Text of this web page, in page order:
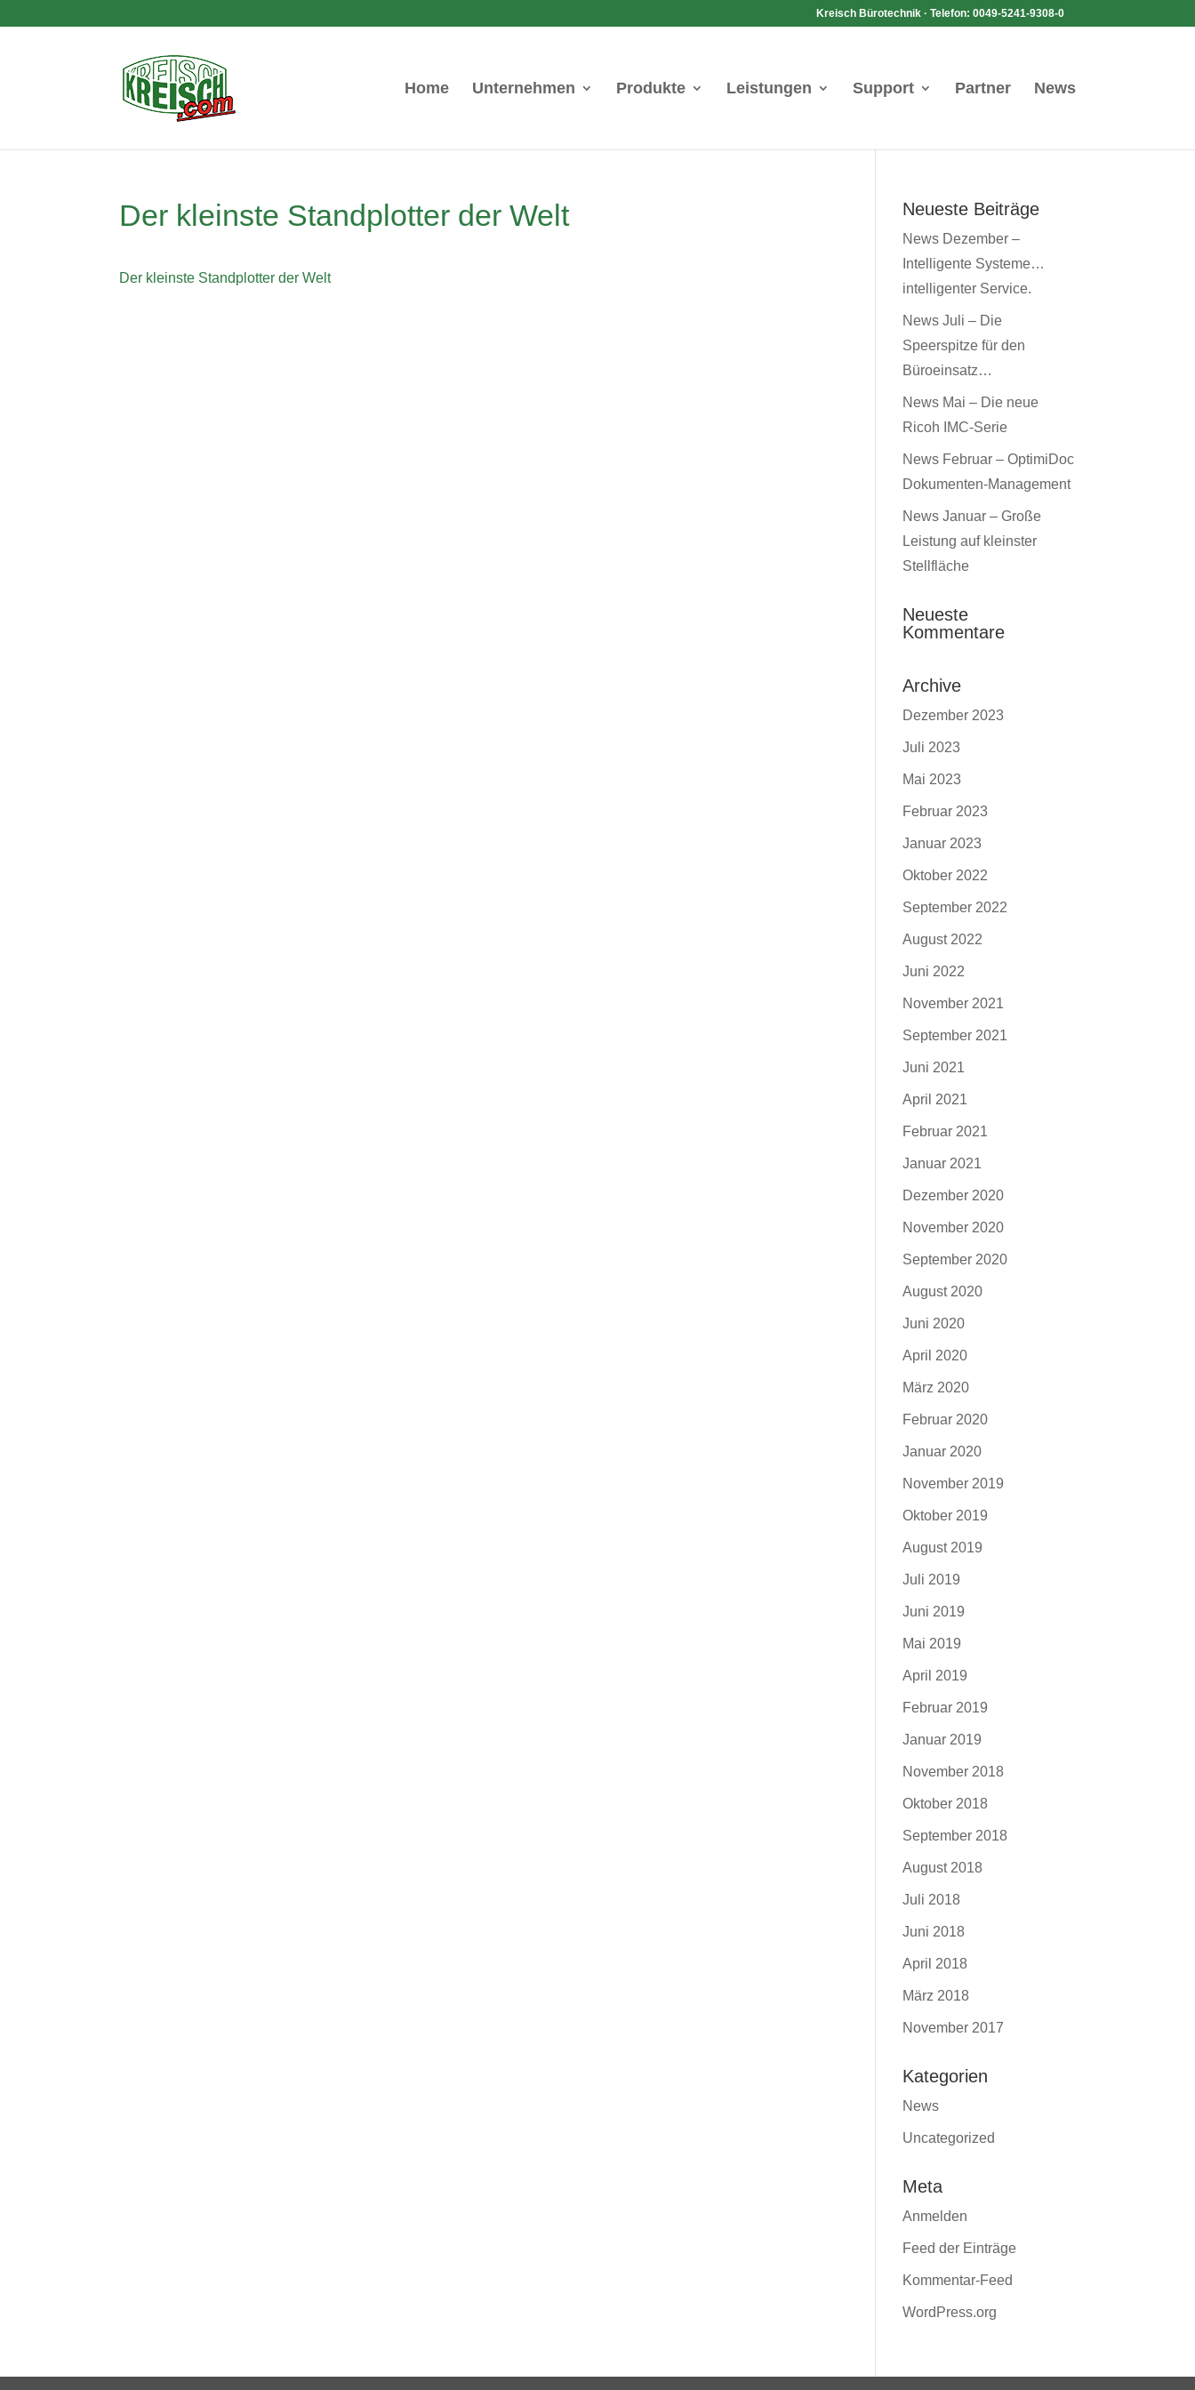
Kreisch Bürotechnik · Telefon: 0049-5241-9308-0
Home Unternehmen Produkte Leistungen Support Partner News
Der kleinste Standplotter der Welt
Der kleinste Standplotter der Welt
Neueste Beiträge
News Dezember –
Intelligente Systeme…
intelligenter Service.
News Juli – Die
Speerspitze für den
Büroeinsatz…
News Mai – Die neue
Ricoh IMC-Serie
News Februar – OptimiDoc
Dokumenten-Management
News Januar – Große
Leistung auf kleinster
Stellfläche
Neueste
Kommentare
Archive
Dezember 2023
Juli 2023
Mai 2023
Februar 2023
Januar 2023
Oktober 2022
September 2022
August 2022
Juni 2022
November 2021
September 2021
Juni 2021
April 2021
Februar 2021
Januar 2021
Dezember 2020
November 2020
September 2020
August 2020
Juni 2020
April 2020
März 2020
Februar 2020
Januar 2020
November 2019
Oktober 2019
August 2019
Juli 2019
Juni 2019
Mai 2019
April 2019
Februar 2019
Januar 2019
November 2018
Oktober 2018
September 2018
August 2018
Juli 2018
Juni 2018
April 2018
März 2018
November 2017
Kategorien
News
Uncategorized
Meta
Anmelden
Feed der Einträge
Kommentar-Feed
WordPress.org